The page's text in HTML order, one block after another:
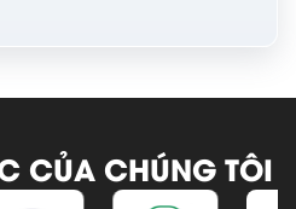
CỦA CHÚNG TÔI